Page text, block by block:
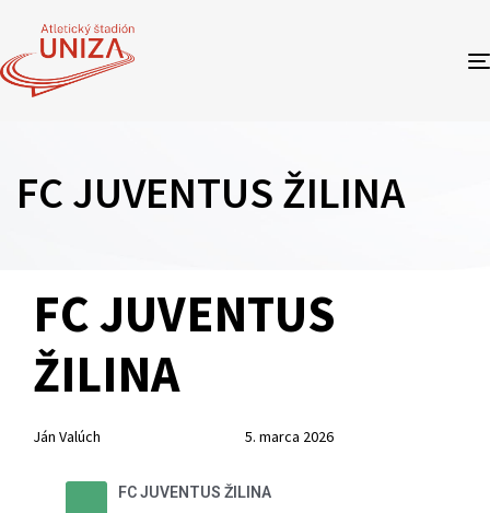
FC JUVENTUS ŽILINA
IN:
FC JUVENTUS
ŽILINA
Ján Valúch
on:
5. marca 2026
FC JUVENTUS ŽILINA